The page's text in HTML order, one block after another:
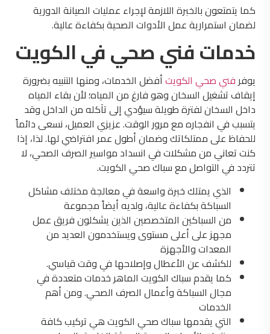
كما يتمتعون بالخبرة اللازمة لإجراء عمليات الصيانة الدورية
لضمان استمرارية عمل الأدوات الصحية بكفاءة عالية.
خدمات فني صحي في الكويت
يوفرفني صحي الكويتأفضل الخدمات، ومنها التنبيه بضرورة
إيقاف تشغيل السخان وهو فارغ من المياه؛ لأن بقاء المياه
داخل السخان لفترة طويلة سيؤدي إلى تآكله من الداخل وقد
يتسبب في انفجاره مع مرور الوقت. عزيزي العميل، نسعى دائماً
للحفاظ على ممتلكاتك وضمان أطول عمر افتراضي لها. لذا، إذا
كنت تعاني من مشكلات في انسداد مواسير الصرف الصحي، لا
تتردد في التواصل مع سباك صحي الكويت.
الذي يمتلك خبرة واسعة في معالجة مختلف مشاكل
السباكة بكفاءة عالية، ولديه أيضاً مجموعة
من السباكين المتخصصين الذين يشكلون فريق عمل
مجهز على أعلى مستوى ويستخدمون العديد من
المعدات والأجهزة
للكشف عن الأعطال وإصلاحها في وقت قياسي.
كما يقدم سباك الكويت الماهر خدمات متعددة في
مجال السباكة وأعمال الصرف الصحي. ومن أهم
الخدمات
التي يقدمها سباك صحي الكويت هي تركيب كافة